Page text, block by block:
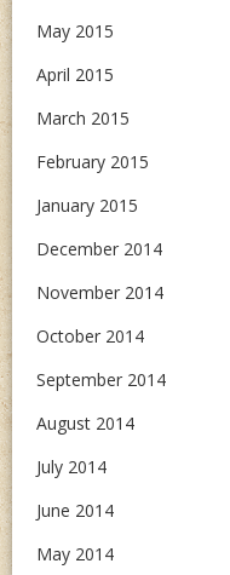
May 2015
April 2015
March 2015
February 2015
January 2015
December 2014
November 2014
October 2014
September 2014
August 2014
July 2014
June 2014
May 2014